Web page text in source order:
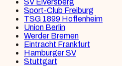
SV Elversberg
Sport-Club Freiburg
TSG 1899 Hoffenheim
Union Berlin
Werder Bremen
Eintracht Frankfurt
Hamburger SV
Stuttgart